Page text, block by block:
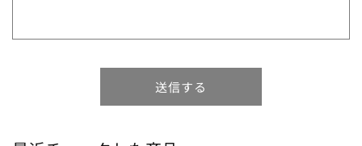
ブランドから探す
送信する